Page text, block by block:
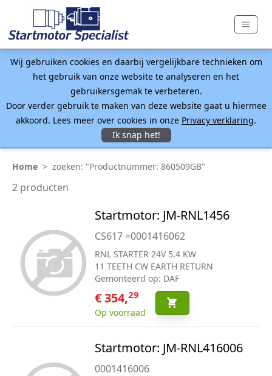
Wij gebruiken cookies en daarbij vergelijkbare technieken om
het gebruik van onze website te analyseren en het
gebruikersgemak te verbeteren.
Door verder gebruik te maken van deze website gaat u hiermee
akkoord. Lees meer over cookies in onze Privacy verklaring.
Ik snap het!
Home > zoeken: "Productnummer: 860509GB"
2 producten
Startmotor: JM-RNL1456
CS617 =0001416062
RNL STARTER 24V 5.4 KW
11 TEETH CW EARTH RETURN
Gemonteerd op: DAF
€ 354,29
Op voorraad
Startmotor: JM-RNL416006
0001416006